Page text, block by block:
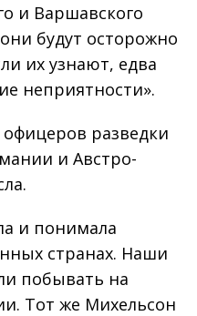
и Варшавского
будут осторожно
их узнают, едва
неприятности».
разведки
и Австро-
и понимала
странах. Наши
побывать на
Тот же Михельсон